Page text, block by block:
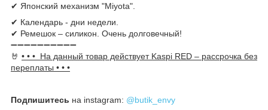
✔ Японский механизм "Miyota".
✔ Календарь - дни недели.
✔ Ремешок – силикон. Очень долговечный!
➖➖➖➖➖➖➖➖➖➖
🤘 • • • На данный товар действует Kaspi RED – рассрочка без
переплаты • • •
Подпишитесь на instagram: @butik_envy